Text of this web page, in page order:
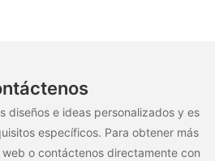
diseños e ideas personalizados y es
específicos. Para obtener más
o contáctenos directamente con